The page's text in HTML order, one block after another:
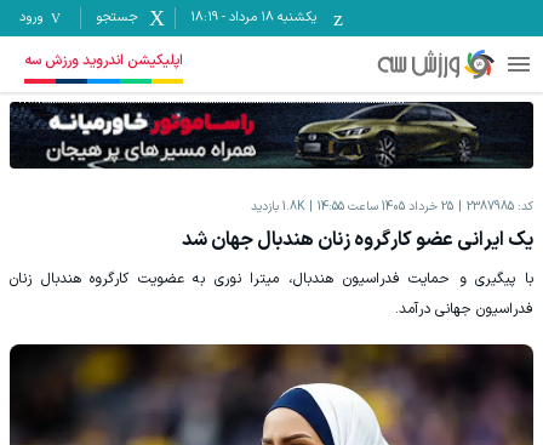
یکشنبه ۱۸ مرداد -
18:19 جستجو ورود
اپلیکیشن اندروید ورزش سه
کد: 2387985 25 خرداد 1405 ساعت 14:55 1.8K بازدید
یک ایرانی عضو کارگروه زنان هندبال جهان شد
با پیگیری و حمایت فدراسیون هندبال، میترا نوری به عضویت کارگروه هندبال زنان
فدراسیون جهانی درآمد.